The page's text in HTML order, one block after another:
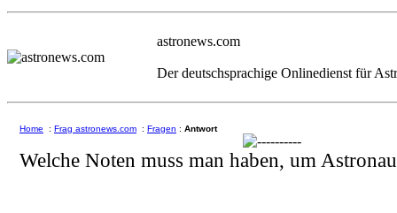
astronews.com
Der deutschsprachige Onlinedienst für
Home : Frag astronews.com : Fragen : Antwort
Welche Noten muss man haben, um